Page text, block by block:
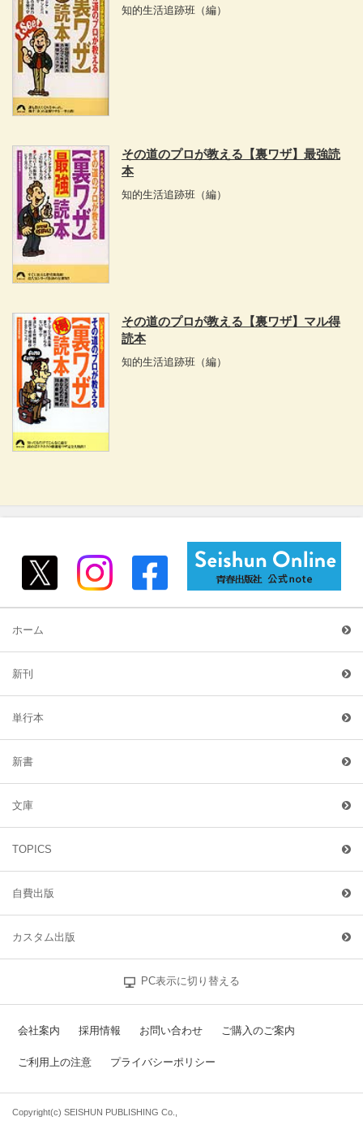
知的生活追跡班 （編）
その道のプロが教える【裏ワザ】最強読
本
知的生活追跡班 （編）
その道のプロが教える【裏ワザ】マル得
読本
知的生活追跡班 （編）
ホーム
新刊
単行本
新書
文庫
TOPICS
自費出版
カスタム出版
PC表示に切り替える
会社案内 採用情報 お問い合わせ ご購入のご案内
ご利用上の注意 プライバシーポリシー
Copyright(c) SEISHUN PUBLISHING Co.,